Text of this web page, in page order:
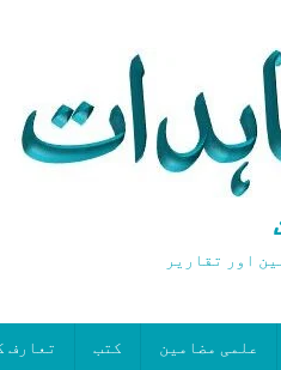
اور تقاریر
علمی مضامین کتب تعارف